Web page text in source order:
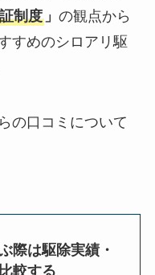
制度」 の観点から
すめのシロアリ駆
の口コミについて
際は駆除実績・
較する